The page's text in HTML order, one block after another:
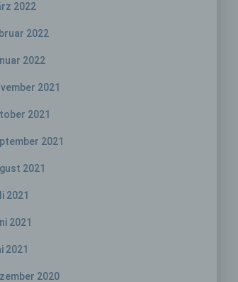
2022
2022
2022
2021
2021
2021
2021
2021
2021
2021
2020